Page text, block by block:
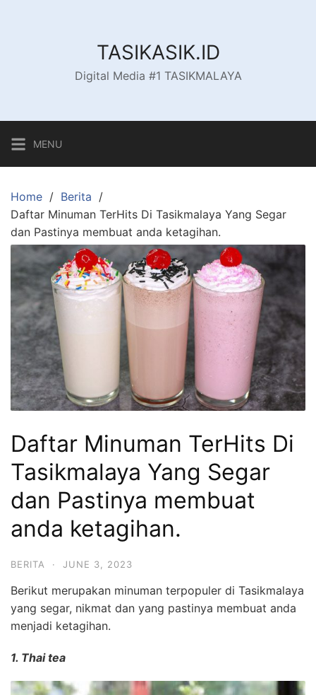
TASIKASIK.ID
Digital Media #1 TASIKMALAYA
MENU
Home
Berita
Daftar Minuman TerHits Di Tasikmalaya Yang Segar
dan Pastinya membuat anda ketagihan.
Daftar Minuman TerHits Di
Tasikmalaya Yang Segar
dan Pastinya membuat
anda ketagihan.
BERITA · JUNE 3, 2023
Berikut merupakan minuman terpopuler di Tasikmalaya
yang segar, nikmat dan yang pastinya membuat anda
menjadi ketagihan.
1. Thai tea